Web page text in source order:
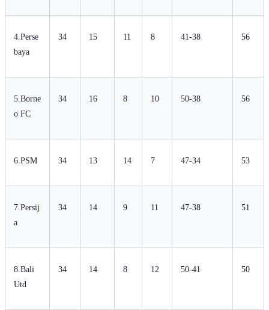
4.Perse
baya
34 15 11 8 41-38 56
5.Borne
o FC
34 16 8 10 50-38 56
6.PSM 34 13 14 7 47-34 53
7.Persij
a
34 14 9 11 47-38 51
8.Bali
Utd
34 14 8 12 50-41 50